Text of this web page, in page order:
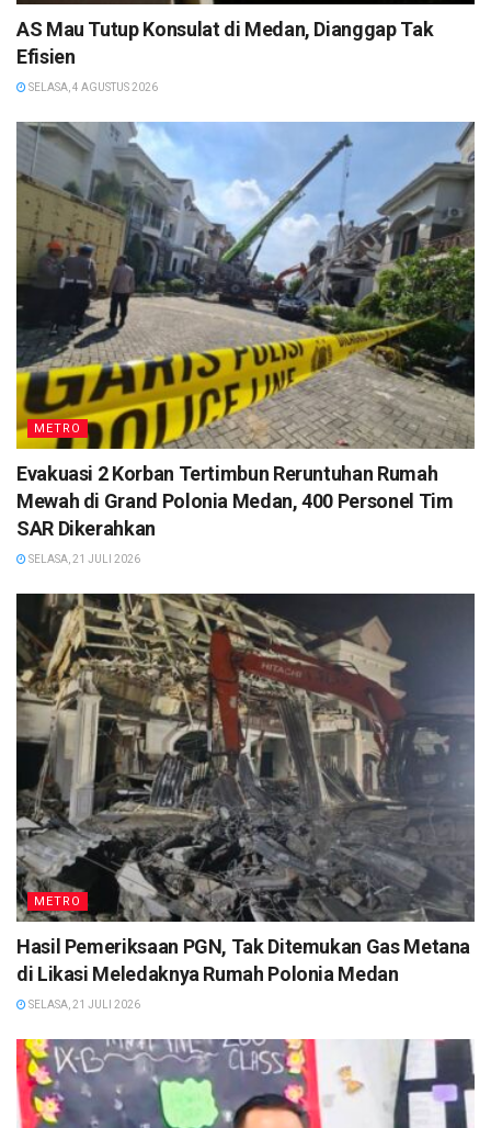
AS Mau Tutup Konsulat di Medan, Dianggap Tak
Efisien
SELASA, 4 AGUSTUS 2026
METRO
Evakuasi 2 Korban Tertimbun Reruntuhan Rumah
Mewah di Grand Polonia Medan, 400 Personel Tim
SAR Dikerahkan
SELASA, 21 JULI 2026
METRO
Hasil Pemeriksaan PGN, Tak Ditemukan Gas Metana
di Likasi Meledaknya Rumah Polonia Medan
SELASA, 21 JULI 2026